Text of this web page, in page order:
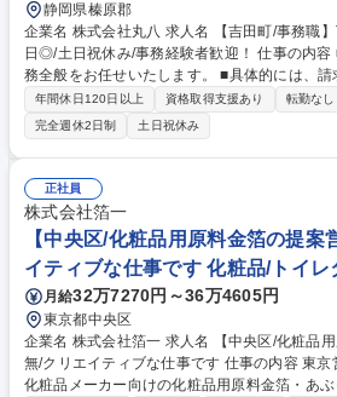
静岡県榛原郡
企業名 株式会社丸八 求人名 【吉田町/事務職】TOTO特約店/年間休日127
日◎/土日祝休み/事務経験者歓迎！ 仕事の内容 ■営業部門を支える事務業
務全般をお任せいたします。 ■具体的には、
電話応対、来客対応など、幅広い業務に携わってい
当者が受注した案件に関する書類作成(見積書
専用システムを使用した受発注データの入力
求書発行および発送業務。■仕入先への発注業
ルでの問い合わせ対応(社内外)。■その他、部
グ、備品管理など)。 募集職種 【吉田町/事務職】TOTO特約店/年間休日12
7日◎/土日祝休み/事務経験者歓迎！
年間休日120日以上 資格取得支援あり 転勤なし
完全週休2日制
土日祝休み
正社員
株式会社箔一
【中央区/化粧品用原料金箔の提案
イティブな仕事です 化粧品/トイレ
月給32万7270円～36万4605円
東京都中央区
企業名 株式会社箔一 求人名 【中央区/化粧品用原料金箔の提案営業】転勤
無/クリエイティブな仕事です 仕事の内容 東京営業所・美粧営業課にて、
化粧品メーカー向けの化粧品用原料金箔・あ